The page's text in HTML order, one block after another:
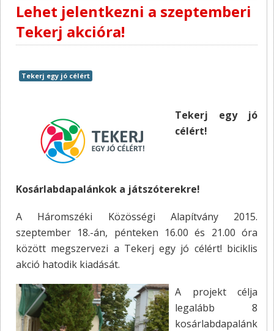
Lehet jelentkezni a szeptemberi
Tekerj akcióra!
Tekerj egy jó célért
Tekerj egy jó
célért!
Kosárlabdapalánkok a játszóterekre!
A Háromszéki Közösségi Alapítvány 2015.
szeptember 18.-án, pénteken 16.00 és 21.00 óra
között megszervezi a Tekerj egy jó célért! biciklis
akció hatodik kiadását.
A projekt célja
legalább 8
kosárlabdapalánk